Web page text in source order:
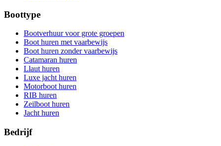
Boottype
Bootverhuur voor grote groepen
Boot huren met vaarbewijs
Boot huren zonder vaarbewijs
Catamaran huren
Llaut huren
Luxe jacht huren
Motorboot huren
RIB huren
Zeilboot huren
Jacht huren
Bedrijf